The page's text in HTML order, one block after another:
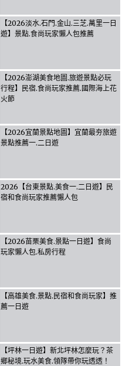
【2026淡水.石門.金山.三芝.萬里一日
遊】景點.食尚玩家懶人包推薦
【2026澎湖美食地圖.旅遊景點必玩
行程】民宿.食尚玩家推薦.國際海上花
火節
【2026宜蘭景點地圖】宜蘭最夯旅遊
景點推薦一.二日遊
2026【台東景點.美食一.二日遊】民
宿和食尚玩家推薦懶人包
【2026苗栗美食.景點一日遊】食尚
玩家懶人包.私房行程
【高雄美食.景點.民宿和食尚玩家】推
薦一日遊
【坪林一日遊】新北坪林怎麼玩？茶
鄉秘境.玩水美食.領隊帶你玩透透！